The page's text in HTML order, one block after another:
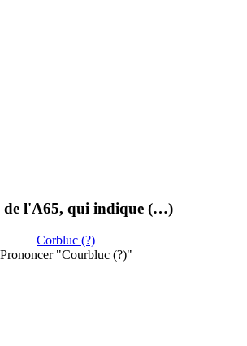
de l'A65, qui indique (…)
Corbluc (?)
Prononcer "Courbluc (?)"